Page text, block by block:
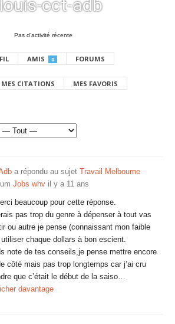
cct-adb
Pas d’activité récente
AMIS 0 FORUMS
MES CITATIONS MES FAVORIS
a répondu au sujet Travail Melbourne
Jobs whv il y a 11 ans
beaucoup pour cette réponse.
pas trop du genre à dépenser à tout vas
ou autre je pense (connaissant mon faible
utiliser chaque dollars à bon escient.
note de tes conseils,je pense mettre encore
côté mais pas trop longtemps car j’ai cru
que c’était le début de la saiso…
davantage